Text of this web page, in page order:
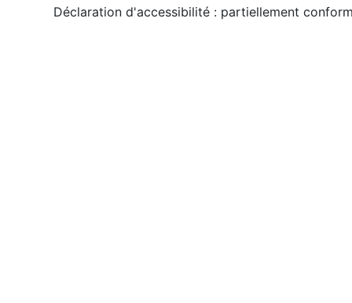
Déclaration d'accessibilité : partiellement